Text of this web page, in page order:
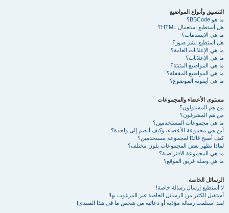
التنسيق وأنواع المواضيع
ما هو BBCode؟
هل أستطيع استعمال HTML؟
ما هي الابتسامات؟
هل أستطيع نشر صور؟
ما هي الإعلانات العامة؟
ما هي الإعلانات؟
ما هي المواضيع المثبتة؟
ما هي المواضيع المقفلة؟
ما هي أيقونة الموضوع؟
مستوى الأعضاء والمجموعات
من هم المسئولون؟
من هم المشرفون؟
ما هي مجموعات المستخدمين؟
أين هي مجموعة الأعضاء، وكيف أنضم إلى واحدة؟
كيف أصبح قائدًا لمجموعة مستخدمين؟
لماذا تظهر بعض المجموعات بلون مختلف؟
ما هي المجموعة الافتراضية؟
ما هي وصلة فريق الموقع؟
الرسائل الخاصة
لا أستطيع إرسال رسالة خاصة!
أستقبل الكثير من الرسائل الخاصة غير المرغوب بها!
لقد استلمت رسالة مؤذية أو دعائية من شخص ما في هذا المنتدى!